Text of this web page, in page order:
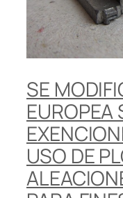
SE
EUROPEA
USO DE